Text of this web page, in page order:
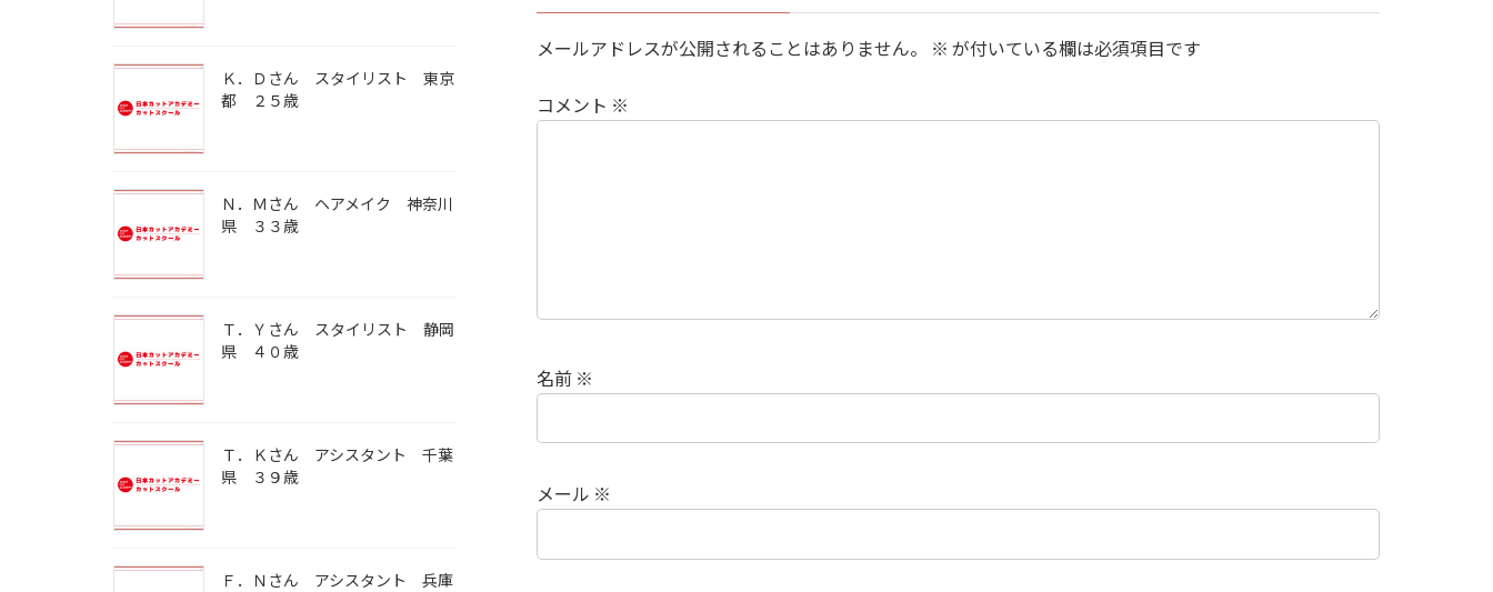
メールアドレスが公開されることはありません。 ※ が付いている欄は必須項目です
コメント ※
名前 ※
メール ※
Ｋ．Ｄさん スタイリスト 東京
都 ２５歳
Ｎ．Ｍさん ヘアメイク 神奈川
県 ３３歳
Ｔ．Ｙさん スタイリスト 静岡
県 ４０歳
Ｔ．Ｋさん アシスタント 千葉
県 ３９歳
Ｆ．Ｎさん アシスタント 兵庫